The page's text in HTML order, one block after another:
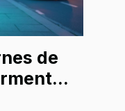
de
?